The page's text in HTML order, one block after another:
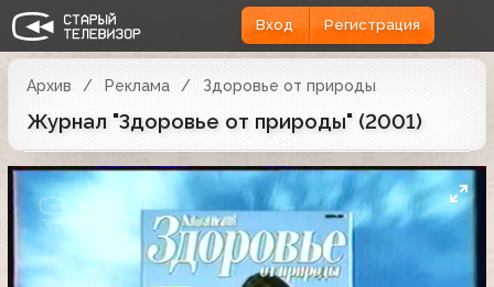
Вход Регистрация
Архив Реклама Здоровье от природы
Журнал "Здоровье от природы" (2001)